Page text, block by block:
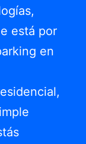
está por
en